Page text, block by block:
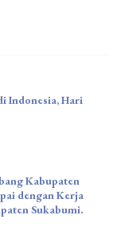
Indonesia, Hari
Kabupaten
dengan Kerja
Sukabumi.